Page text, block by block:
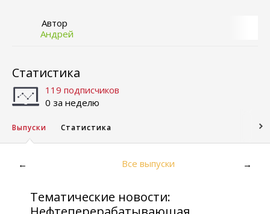
Автор
Андрей
Статистика
119 подписчиков
0 за неделю
Выпуски Статистика
← Все выпуски →
Тематические новости: